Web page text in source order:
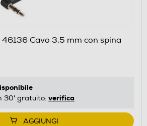
46136 Cavo 3,5 mm con spina
30' gratuito: verifica
AGGIUNGI